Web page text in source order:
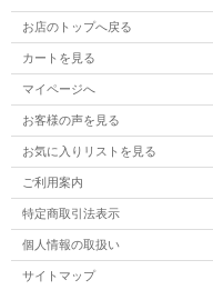
お店のトップへ戻る
カートを見る
マイページへ
お客様の声を見る
お気に入りリストを見る
ご利用案内
特定商取引法表示
個人情報の取扱い
サイトマップ